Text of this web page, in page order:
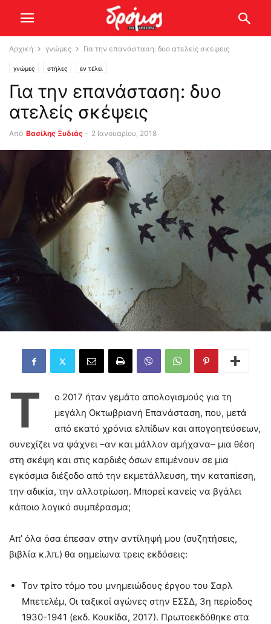
Αρχική γνώμες Για την επανάσταση: δυο ατελείς σκέψεις
γνώμες στήλες εν τέλει
Για την επανάσταση: δυο
ατελείς σκέψεις
Από Βασίλης Ξυδιάς - 2 Ιανουαρίου, 2018
Τ
ο 2017 ήταν γεμάτο απολογισμούς για τη
μεγάλη Οκτωβριανή Επανάσταση, που, μετά
από εκατό χρόνια ελπίδων και απογοητεύσεων,
συνεχίζει να ψάχνει –αν και μάλλον αμήχανα– μια θέση
στη σκέψη και στις καρδιές όσων επιμένουν σε μια
εγκόσμια διέξοδο από την εκμετάλλευση, την καταπίεση,
την αδικία, την αλλοτρίωση. Μπορεί κανείς να βγάλει
κάποιο λογικό συμπέρασμα;
Απ’ όλα όσα έπεσαν στην αντίληψή μου (συζητήσεις,
βιβλία κ.λπ.) θα σημείωνα τρεις εκδόσεις:
Τον τρίτο τόμο του μνημειώδους έργου του Σαρλ
Μπετελέμ, Οι ταξικοί αγώνες στην ΕΣΣΔ, 3η περίοδος
1930-1941 (εκδ. Κουκίδα, 2017). Πρωτοεκδόθηκε στα